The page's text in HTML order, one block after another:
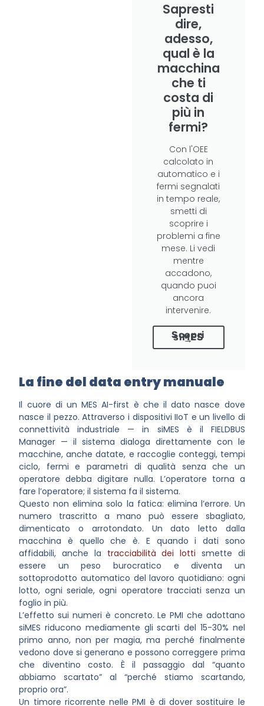
Sapresti
dire,
adesso,
qual è la
macchina
che ti
costa di
più in
fermi?
Con l'OEE
calcolato in
automatico e i
fermi segnalati
in tempo reale,
smetti di
scoprire i
problemi a fine
mese. Li vedi
mentre
accadono,
quando puoi
ancora
intervenire.
Scopri
siMES
→
La fine del data entry manuale
Il cuore di un MES AI-first è che il dato nasce dove
nasce il pezzo. Attraverso i dispositivi IIoT e un livello di
connettività industriale — in siMES è il FIELDBUS
Manager — il sistema dialoga direttamente con le
macchine, anche datate, e raccoglie conteggi, tempi
ciclo, fermi e parametri di qualità senza che un
operatore debba digitare nulla. L’operatore torna a
fare l’operatore; il sistema fa il sistema.
Questo non elimina solo la fatica: elimina l’errore. Un
numero trascritto a mano può essere sbagliato,
dimenticato o arrotondato. Un dato letto dalla
macchina è quello che è. E quando i dati sono
affidabili, anche la tracciabilità dei lotti smette di
essere un peso burocratico e diventa un
sottoprodotto automatico del lavoro quotidiano: ogni
lotto, ogni seriale, ogni operatore tracciati senza un
foglio in più.
L’effetto sui numeri è concreto. Le PMI che adottano
siMES riducono mediamente gli scarti del 15-30% nel
primo anno, non per magia, ma perché finalmente
vedono dove si generano e possono correggere prima
che diventino costo. È il passaggio dal “quanto
abbiamo scartato” al “perché stiamo scartando,
proprio ora”.
Un timore ricorrente nelle PMI è di dover sostituire le